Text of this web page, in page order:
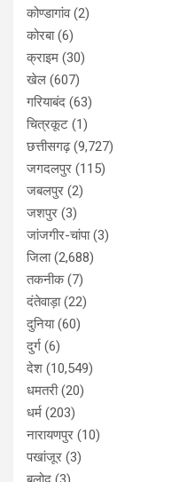
कोण्डागांव(2)
कोरबा(6)
क्राइम (30)
खेल (607)
गरियाबंद (63)
चित्रकूट (1)
छत्तीसगढ़(9,727)
जगदलपुर (115)
जबलपुर (2)
जशपुर (3)
जांजगीर-चांपा(3)
जिला(2,688)
तकनीक(7)
दंतेवाड़ा(22)
दुनिया(60)
दुर्ग (6)
देश (10,549)
धमतरी(20)
धर्म (203)
नारायणपुर (10)
पखांजूर (3)